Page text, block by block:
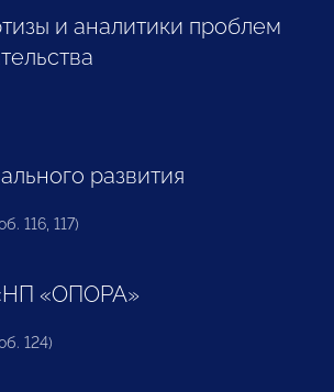
и аналитики проблем
развития
116, 117)
«ОПОРА»
124)